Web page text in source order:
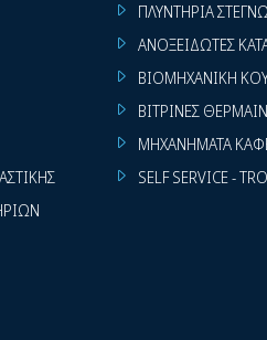
ΠΛΥΝΤΗΡΙΑ
ΑΝΟΞΕΙΔΩΤΕΣ
ΒΙΟΜΗΧΑΝΙΚΗ
ΒΙΤΡΙΝΕΣ
ΜΗΧΑΝΗΜΑΤΑ
SELF SERVICE -